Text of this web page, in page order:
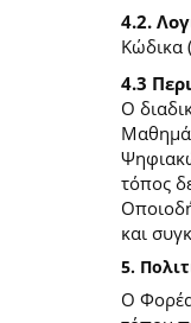
4.2.
Κώδικα
4.3
O
τόπος
και
5.
Ο